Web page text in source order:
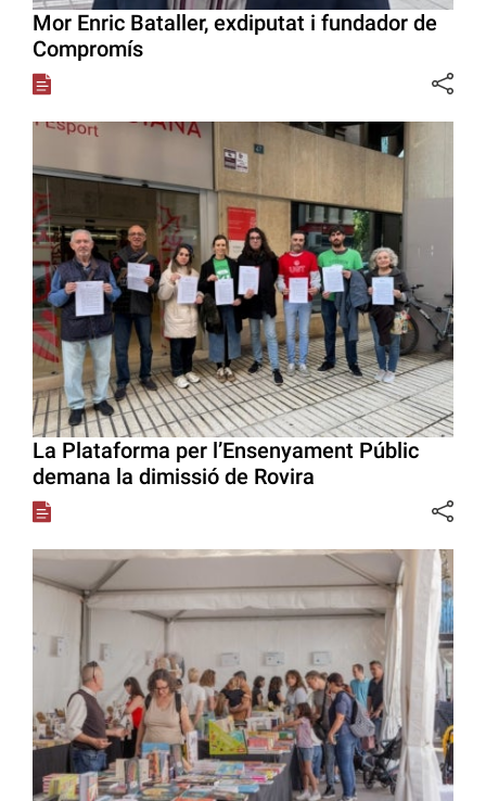
Mor Enric Bataller, exdiputat i fundador de
Compromís
La Plataforma per l’Ensenyament Públic
demana la dimissió de Rovira